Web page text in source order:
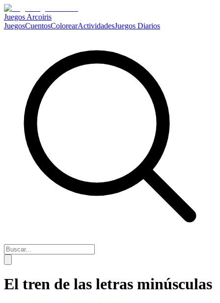
Juegos Arcoiris
JuegosCuentosColorearActividadesJuegos Diarios
El tren de las letras minúsculas